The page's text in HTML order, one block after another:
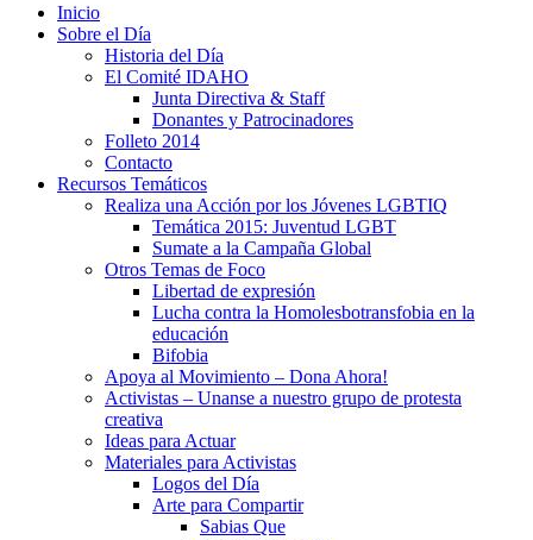
Inicio
Sobre el Día
Historia del Día
El Comité IDAHO
Junta Directiva & Staff
Donantes y Patrocinadores
Folleto 2014
Contacto
Recursos Temáticos
Realiza una Acción por los Jóvenes LGBTIQ
Temática 2015: Juventud LGBT
Sumate a la Campaña Global
Otros Temas de Foco
Libertad de expresión
Lucha contra la Homolesbotransfobia en la
educación
Bifobia
Apoya al Movimiento – Dona Ahora!
Activistas – Unanse a nuestro grupo de protesta
creativa
Ideas para Actuar
Materiales para Activistas
Logos del Día
Arte para Compartir
Sabias Que